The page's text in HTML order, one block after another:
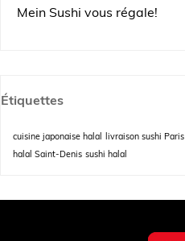
Mein Sushi vous régale!
Étiquettes
cuisine japonaise halal livraison sushi Paris
halal Saint-Denis sushi halal